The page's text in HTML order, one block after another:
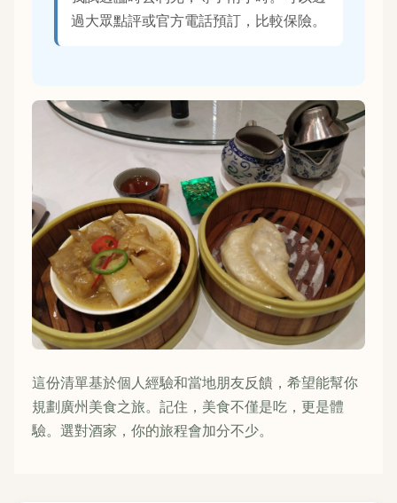
過大眾點評或官方電話預訂，比較保險。
這份清單基於個人經驗和當地朋友反饋，希望能幫你
規劃廣州美食之旅。記住，美食不僅是吃，更是體
驗。選對酒家，你的旅程會加分不少。